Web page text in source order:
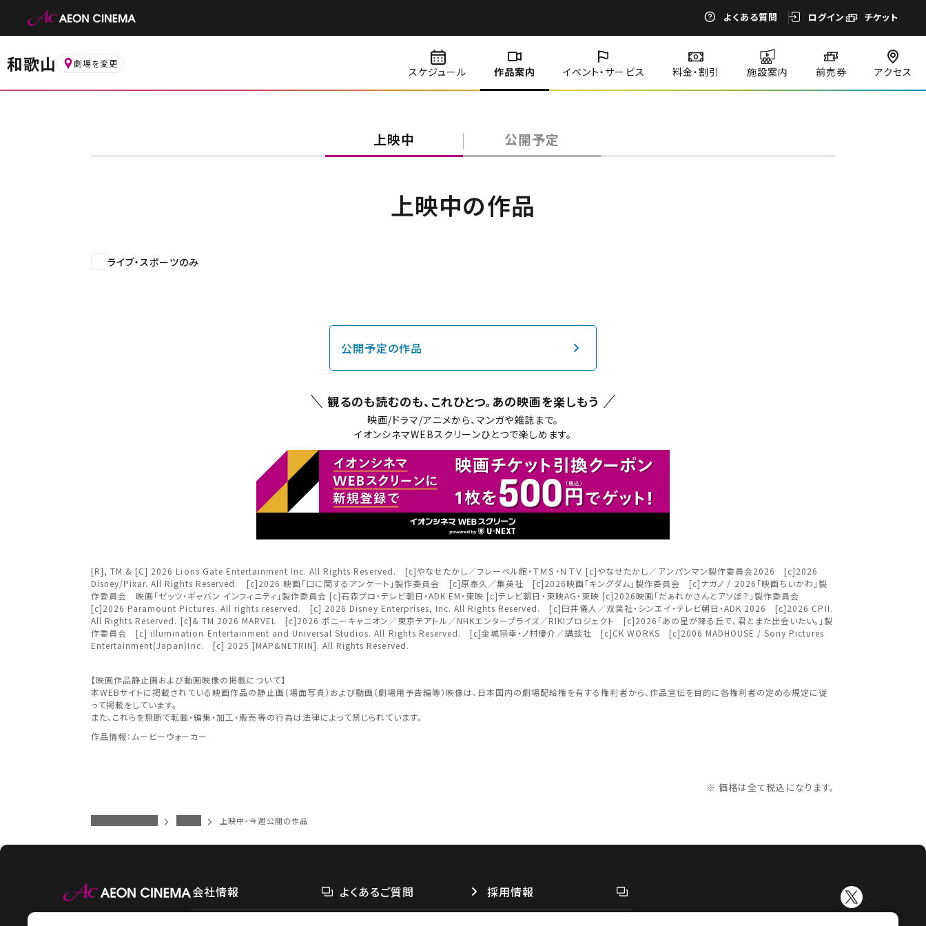
よくある質問 ログイン チケット
チケット購入
チケットの購入は下記リンクより、ご覧になりたい作品を選択しご購入ください。
上映スケジュールを確認する
その他の劇場を選ぶ
無料のワタシアターライト会員もあります。
予約を確認・変更する
チケットの予約状況の確認及び予約を変更したい場合は、下記リンクよりご確認ください。
予約を確認する
和歌山 劇場を変更
スケジュール 作品案内 イベント・ サービス 料金・割引 施設案内 前売券 アクセス
閉じる
お近くの劇場から選ぶ
近畿
中国・四国
関東
中部
近畿
九州
閉じる
上映中 公開予定
上映中の作品
ライブ・スポーツのみ
公開予定の作品
観るのも読むのも、これひとつ。 あの映画を楽しもう
映画/ドラマ/アニメから、マンガや雑誌まで。
イオンシネマWEBスクリーンひとつで楽しめます。
[R], TM & [C] 2026 Lions Gate Entertainment Inc. All Rights Reserved. [c]やなせたかし／フレーベル館・ＴＭＳ・ＮＴＶ [c]やなせたかし／アンパンマン製作委員会2026 [c]2026
Disney/Pixar. All Rights Reserved. [c]2026 映画「口に関するアンケート」製作委員会 [c]原泰久／集英社 [c]2026映画「キングダム」製作委員会 [c]ナガノ / 2026「映画ちいかわ」製
作委員会 映画「ゼッツ・ギャバン インフィニティ」製作委員会 [c]石森プロ・テレビ朝日・ADK EM・東映 [c]テレビ朝日・東映AG・東映 [c]2026映画「だぁれかさんとアソぼ？」製作委員会
[c]2026 Paramount Pictures. All rights reserved. [c] 2026 Disney Enterprises, Inc. All Rights Reserved. [c]臼井儀人／双葉社・シンエイ・テレビ朝日・ADK 2026 [c]2026 CPII.
All Rights Reserved. [c]& TM 2026 MARVEL [c]2026 ポニーキャニオン／東京テアトル／NHKエンタープライズ／RIKIプロジェクト [c]2026「あの星が降る丘で、君とまた出会いたい。」製
作委員会 [c] illumination Entertainment and Universal Studios. All Rights Reserved. [c]金城宗幸・ノ村優介／講談社 [c]CK WORKS [c]2006 MADHOUSE / Sony Pictures
Entertainment(Japan)Inc. [c] 2025 [MAP&NETRIN]. All Rights Reserved.
【映画作品静止画および動画映像の掲載について】
本WEBサイトに掲載されている映画作品の静止画（場面写真）および動画（劇場用予告編等）映像は、日本国内の劇場配給権を有する権利者から、作品宣伝を目的に各権利者の定める規定に従
って掲載をしています。
また、これらを無断で転載・編集・加工・販売等の行為は法律によって禁じられています。
作品情報：ムービーウォーカー
※ 価格は全て税込になります。
上映中・今週公開の作品
会社情報 よくあるご質問 採用情報
劇場を変更しますか？
劇場を変更すると、STEP2以降で選択いただいた情報は解除されます。
変更しないで続ける
変更する
閉じる
上映日を変更しますか？
上映日を変更すると、STEP3以降で選択いただいた情報は解除されます。
変更しないで続ける
変更する
閉じる
みたい機能のご利用にはワタシアター会員へのご登録が必要です。
ワタシアター会員へのログイン・ご登録はこちら
閉じる